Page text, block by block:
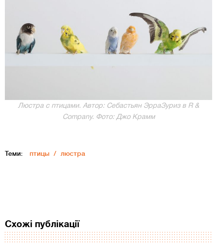
Люстра с птицами. Автор: Себастьян ЭрраЗуриз в R &
Company. Фото: Джо Крамм
Теми: птицы люстра
Схожі публікації